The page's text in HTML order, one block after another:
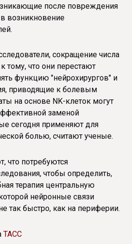
после повреждения
возникновение
сокращение числа
тому, что они перестают
функцию "нейрохирургов" и
приводящие к болевым
на основе NK-клеток могут
заменой
сегодня применяют для
болью, считают ученые.
что потребуются
чтобы определить,
терапия центральную
нейронные связи
так быстро, как на периферии.
ТАСС